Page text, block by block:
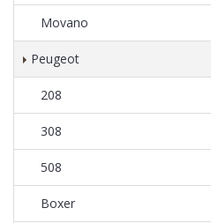
Movano
Peugeot
208
308
508
Boxer